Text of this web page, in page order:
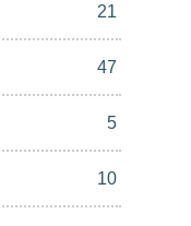
21
47
5
10